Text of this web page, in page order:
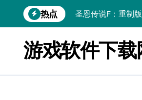
到
热点
圣恩传说F：重制
终焉之玛格诺利亚
休闲运动系列：网
游戏软件下载